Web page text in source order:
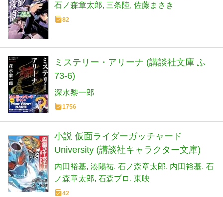
石ノ森章太郎 三条陸 佐藤まさき
82
ミステリー・アリーナ (講談社文庫 ふ
73-6)
深水黎一郎
1756
小説 仮面ライダーガッチャード
University (講談社キャラクター文庫)
内田裕基 湊陽祐 石ノ森章太郎 内田裕基 石
ノ森章太郎 石森プロ 東映
42